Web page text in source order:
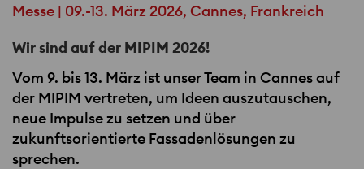
Messe | 09.-13. März 2026, Cannes, Frankreich
Wir sind auf der MIPIM 2026!
Vom 9. bis 13. März ist unser Team in Cannes auf
der MIPIM vertreten, um Ideen auszutauschen,
neue Impulse zu setzen und über
zukunftsorientierte Fassadenlösungen zu
sprechen.